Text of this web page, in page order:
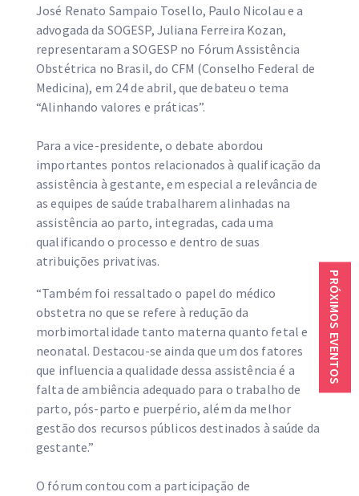
José Renato Sampaio Tosello, Paulo Nicolau e a
advogada da SOGESP, Juliana Ferreira Kozan,
representaram a SOGESP no Fórum Assistência
Obstétrica no Brasil, do CFM (Conselho Federal de
Medicina), em 24 de abril, que debateu o tema
“Alinhando valores e práticas”.
Para a vice-presidente, o debate abordou
importantes pontos relacionados à qualificação da
assistência à gestante, em especial a relevância de
as equipes de saúde trabalharem alinhadas na
assistência ao parto, integradas, cada uma
qualificando o processo e dentro de suas
atribuições privativas.
“Também foi ressaltado o papel do médico
obstetra no que se refere à redução da
morbimortalidade tanto materna quanto fetal e
neonatal. Destacou-se ainda que um dos fatores
que influencia a qualidade dessa assistência é a
falta de ambiência adequado para o trabalho de
parto, pós-parto e puerpério, além da melhor
gestão dos recursos públicos destinados à saúde da
gestante.”
O fórum contou com a participação de
PRÓXIMOS EVENTOS